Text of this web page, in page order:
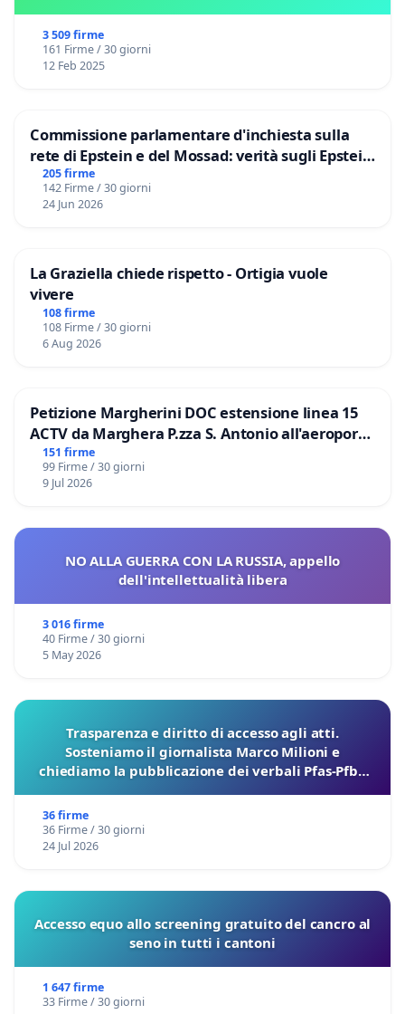
3 509 firme
161 Firme / 30 giorni
12 Feb 2025
Commissione parlamentare d'inchiesta sulla
rete di Epstein e del Mossad: verità sugli Epstein
Files
205 firme
142 Firme / 30 giorni
24 Jun 2026
La Graziella chiede rispetto - Ortigia vuole
vivere
108 firme
108 Firme / 30 giorni
6 Aug 2026
Petizione Margherini DOC estensione linea 15
ACTV da Marghera P.zza S. Antonio all'aeroporto
Marco Polo tariffa a € 1,50
151 firme
99 Firme / 30 giorni
9 Jul 2026
NO ALLA GUERRA CON LA RUSSIA, appello
dell'intellettualità libera
3 016 firme
40 Firme / 30 giorni
5 May 2026
Trasparenza e diritto di accesso agli atti.
Sosteniamo il giornalista Marco Milioni e
chiediamo la pubblicazione dei verbali Pfas-Pfba
36 firme
36 Firme / 30 giorni
24 Jul 2026
Accesso equo allo screening gratuito del cancro al
seno in tutti i cantoni
1 647 firme
33 Firme / 30 giorni